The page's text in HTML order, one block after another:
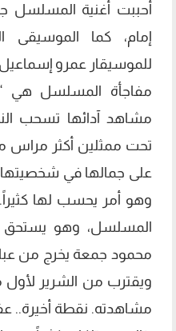
أحببت أغنية المسلسل
إمام، كما
للموسيقار عمرو
مفاجأة المسلسل هي
مشاهد آدائها تسحب
تحت ممثلين أكثر مراس
على جمالها في شخصيتها
وهو أمر يحسب لها
المسلسل، وهو يستحق
محمود جمعة يخرج من
ويقترب من الشرير
مشاهدته. نقطة أخيرة..